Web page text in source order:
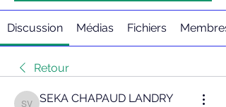
Discussion Médias Fichiers Membres
Retour
SEKA CHAPAUD LANDRY